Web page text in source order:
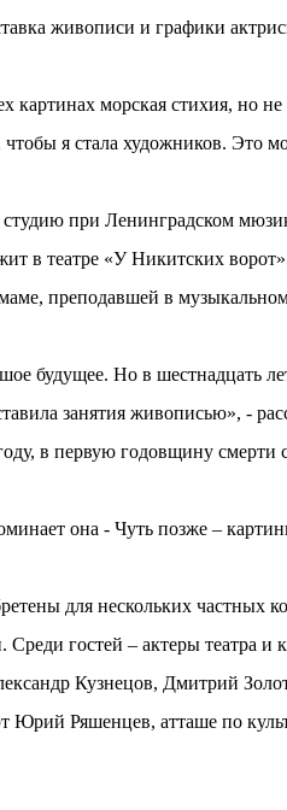
живописи и графики
морская стихия, но
я стала художников. Это
при Ленинградском
в театре «У Никитских
маме, преподавшей в
будущее. Но в шестнадцать
занятия живописью», -
в первую годовщину
она - Чуть позже –
для нескольких частных
гостей – актеры театра и
Кузнецов, Дмитрий
Ряшенцев, атташе по